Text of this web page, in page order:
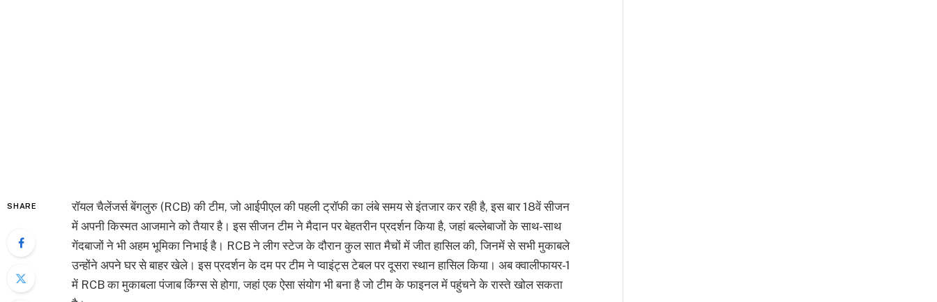
SHARE
रॉयल चैलेंजर्स बेंगलुरु (RCB) की टीम, जो आईपीएल की पहली ट्रॉफी का लंबे समय से इंतजार कर रही है, इस बार 18वें सीजन
में अपनी किस्मत आजमाने को तैयार है। इस सीजन टीम ने मैदान पर बेहतरीन प्रदर्शन किया है, जहां बल्लेबाजों के साथ-साथ
गेंदबाजों ने भी अहम भूमिका निभाई है। RCB ने लीग स्टेज के दौरान कुल सात मैचों में जीत हासिल की, जिनमें से सभी मुकाबले
उन्होंने अपने घर से बाहर खेले। इस प्रदर्शन के दम पर टीम ने प्वाइंट्स टेबल पर दूसरा स्थान हासिल किया। अब क्वालीफायर-1
में RCB का मुकाबला पंजाब किंग्स से होगा, जहां एक ऐसा संयोग भी बना है जो टीम के फाइनल में पहुंचने के रास्ते खोल सकता